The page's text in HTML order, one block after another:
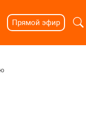
Прямой эфир